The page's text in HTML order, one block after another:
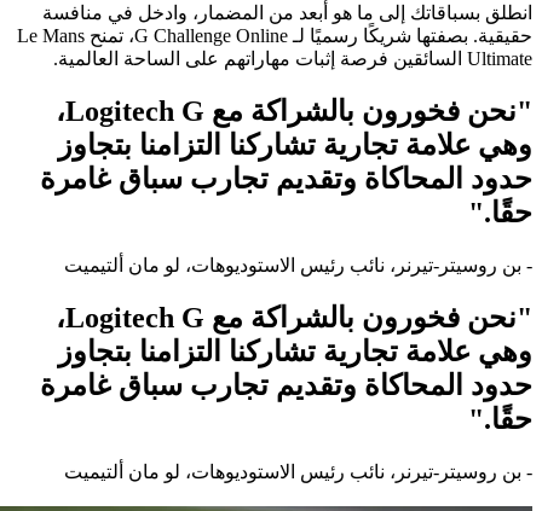
انطلق بسباقاتك إلى ما هو أبعد من المضمار، وادخل في منافسة
حقيقية. بصفتها شريكًا رسميًا لـ G Challenge Online، تمنح Le Mans
Ultimate السائقين فرصة إثبات مهاراتهم على الساحة العالمية.
"نحن فخورون بالشراكة مع Logitech G،
وهي علامة تجارية تشاركنا التزامنا بتجاوز
حدود المحاكاة وتقديم تجارب سباق غامرة
حقًا."
- بن روسيتر-تيرنر، نائب رئيس الاستوديوهات، لو مان ألتيميت
"نحن فخورون بالشراكة مع Logitech G،
وهي علامة تجارية تشاركنا التزامنا بتجاوز
حدود المحاكاة وتقديم تجارب سباق غامرة
حقًا."
- بن روسيتر-تيرنر، نائب رئيس الاستوديوهات، لو مان ألتيميت